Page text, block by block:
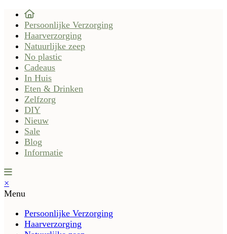
Persoonlijke Verzorging
Haarverzorging
Natuurlijke zeep
No plastic
Cadeaus
In Huis
Eten & Drinken
Zelfzorg
DIY
Nieuw
Sale
Blog
Informatie
×
Menu
Persoonlijke Verzorging
Haarverzorging